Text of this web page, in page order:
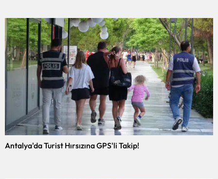
Antalya'da Turist Hırsızına GPS'li Takip!